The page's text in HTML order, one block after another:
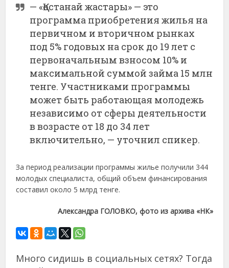
— «Қостанай жастары» — это
программа приобретения жилья на
первичном и вторичном рынках
под 5% годовых на срок до 19 лет с
первоначальным взносом 10% и
максимальной суммой займа 15 млн
тенге. Участниками программы
может быть работающая молодежь
независимо от сферы деятельности
в возрасте от 18 до 34 лет
включительно, — уточнил спикер.
За период реализации программы жилье получили 344
молодых специалиста, общий объем финансирования
составил около 5 млрд тенге.
Александра ГОЛОВКО, фото из архива «НК»
Много сидишь в социальных сетях? Тогда